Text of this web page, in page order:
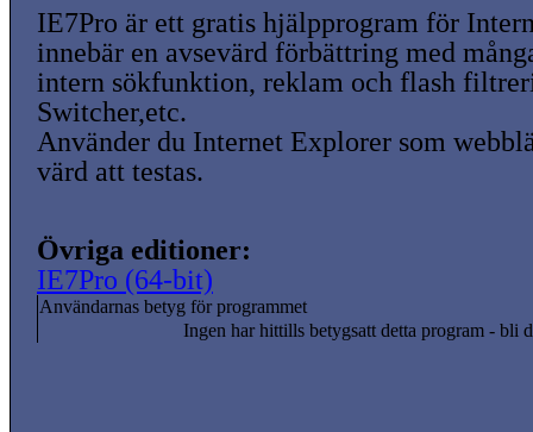
IE7Pro är ett gratis hjälpprogram för
innebär en avsevärd förbättring med
intern sökfunktion, reklam och flash
Switcher,etc.
Använder du Internet Explorer som
värd att testas.
Övriga editioner:
IE7Pro (64-bit)
Användarnas betyg för programmet
Ingen har hittills betygsatt detta program - bli